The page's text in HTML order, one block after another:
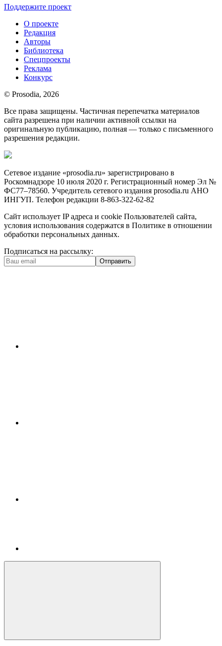
Поддержите проект
О проекте
Редакция
Авторы
Библиотека
Спецпроекты
Реклама
Конкурс
© Prosodia, 2026
Все права защищены. Частичная перепечатка материалов
сайта разрешена при наличии активной ссылки на
оригинальную публикацию, полная — только с письменного
разрешения редакции.
Сетевое издание «prosodia.ru» зарегистрировано в
Роскомнадзоре 10 июля 2020 г. Регистрационный номер Эл №
ФС77–78560. Учредитель сетевого издания prosodia.ru АНО
ИНГУП. Телефон редакции 8-863-322-62-82
Сайт использует IP адреса и cookie Пользователей сайта,
условия использования содержатся в Политике в отношении
обработки персональных данных.
Подписаться на рассылку:
Отправить